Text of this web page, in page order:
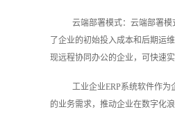
云端部署模式：云端部署
了企业的初始投入成本和后期运
现远程协同办公的企业，可快速
工业企业ERP系统软件作
的业务需求，推动企业在数字化浪